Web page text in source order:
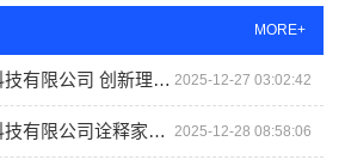
MORE+
嘉兴美居乐建材科技有限公司 创新理念打造个性化家居环境 2025-12-27 03:02:42
嘉兴美居乐建材科技有限公司诠释家居美学新高度 2025-12-28 08:58:06